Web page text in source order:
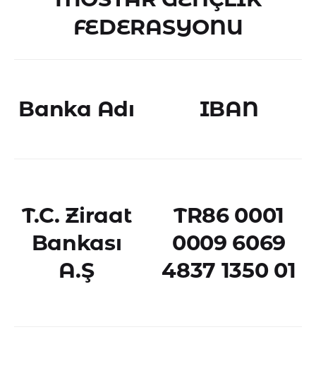
FEDERASYONU
Banka Adı IBAN
T.C. Ziraat
Bankası
A.Ş
TR86 0001
0009 6069
4837 1350 01